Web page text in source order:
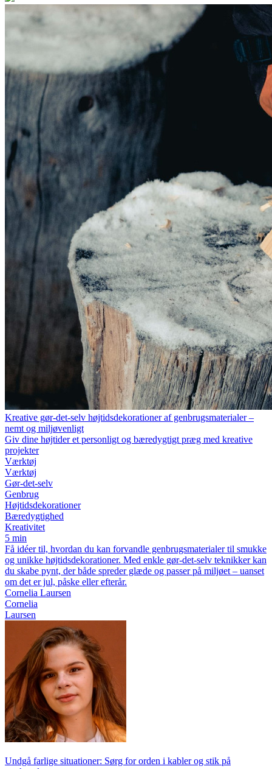
Kreative gør-det-selv højtidsdekorationer af genbrugsmaterialer –
nemt og miljøvenligt
Giv dine højtider et personligt og bæredygtigt præg med kreative
projekter
Værktøj
Værktøj
Gør-det-selv
Genbrug
Højtidsdekorationer
Bæredygtighed
Kreativitet
5 min
Få idéer til, hvordan du kan forvandle genbrugsmaterialer til smukke
og unikke højtidsdekorationer. Med enkle gør-det-selv teknikker kan
du skabe pynt, der både spreder glæde og passer på miljøet – uanset
om det er jul, påske eller efterår.
Cornelia Laursen
Cornelia
Laursen
Undgå farlige situationer: Sørg for orden i kabler og stik på